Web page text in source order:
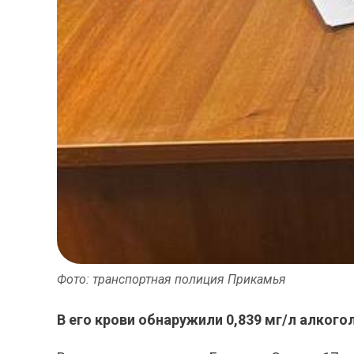
Фото: транспортная полиция Прикамья
В его крови обнаружили 0,839 мг/л